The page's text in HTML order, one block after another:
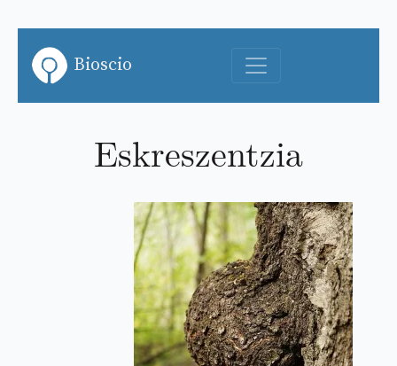
Bioscio
Eskreszentzia